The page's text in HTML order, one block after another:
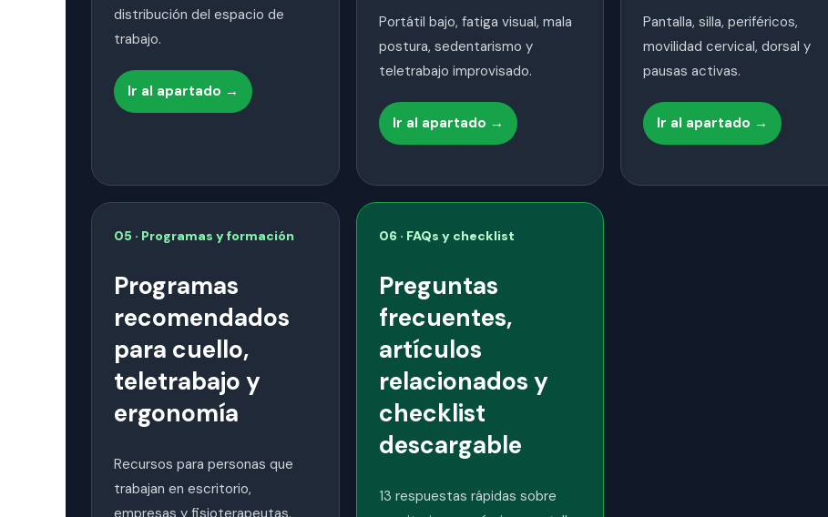
distribución del espacio de
trabajo.
Ir al apartado →
Portátil bajo, fatiga visual, mala
postura, sedentarismo y
teletrabajo improvisado.
Ir al apartado →
Pantalla, silla, periféricos,
movilidad cervical, dorsal y
pausas activas.
Ir al apartado →
05 · Programas y formación
Programas
recomendados
para cuello,
teletrabajo y
ergonomía
Recursos para personas que
trabajan en escritorio,
empresas y fisioterapeutas.
06 · FAQs y checklist
Preguntas
frecuentes,
artículos
relacionados y
checklist
descargable
13 respuestas rápidas sobre